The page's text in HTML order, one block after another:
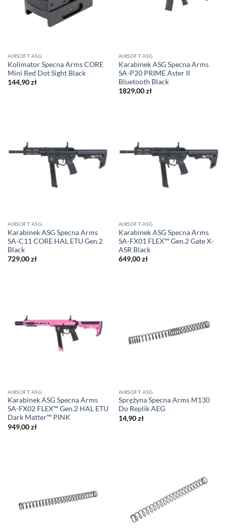
AIRSOFT ASG
Kolimator Specna Arms CORE
Mini Red Dot Sight Black
144,90zł
AIRSOFT ASG
Karabinek ASG Specna Arms
SA-P20 PRIME Aster II
Bluetooth Black
1829,00zł
AIRSOFT ASG
Karabinek ASG Specna Arms
SA-C11 CORE HAL ETU Gen.2
Black
729,00zł
AIRSOFT ASG
Karabinek ASG Specna Arms
SA-FX01 FLEX™ Gen.2 Gate X-
ASR Black
649,00zł
AIRSOFT ASG
Karabinek ASG Specna Arms
SA-FX02 FLEX™ Gen.2 HAL ETU
Dark Matter™ PINK
949,00zł
AIRSOFT ASG
Sprężyna Specna Arms M130
Do Replik AEG
14,90zł